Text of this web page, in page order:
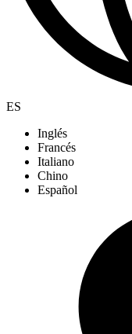
ES
Inglés
Francés
Italiano
Chino
Español